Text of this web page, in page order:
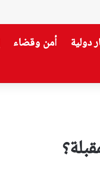
دولية أمن وقضاء